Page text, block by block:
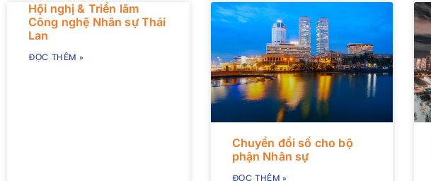
Hội nghị & Triển lãm
Công nghệ Nhân sự Thái
Lan
ĐỌC THÊM »
Chuyển đổi số cho bộ
phận Nhân sự
ĐỌC THÊM »